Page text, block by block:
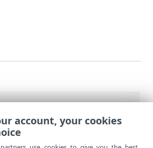
ESET Internet
Internet Security
account, your cookies